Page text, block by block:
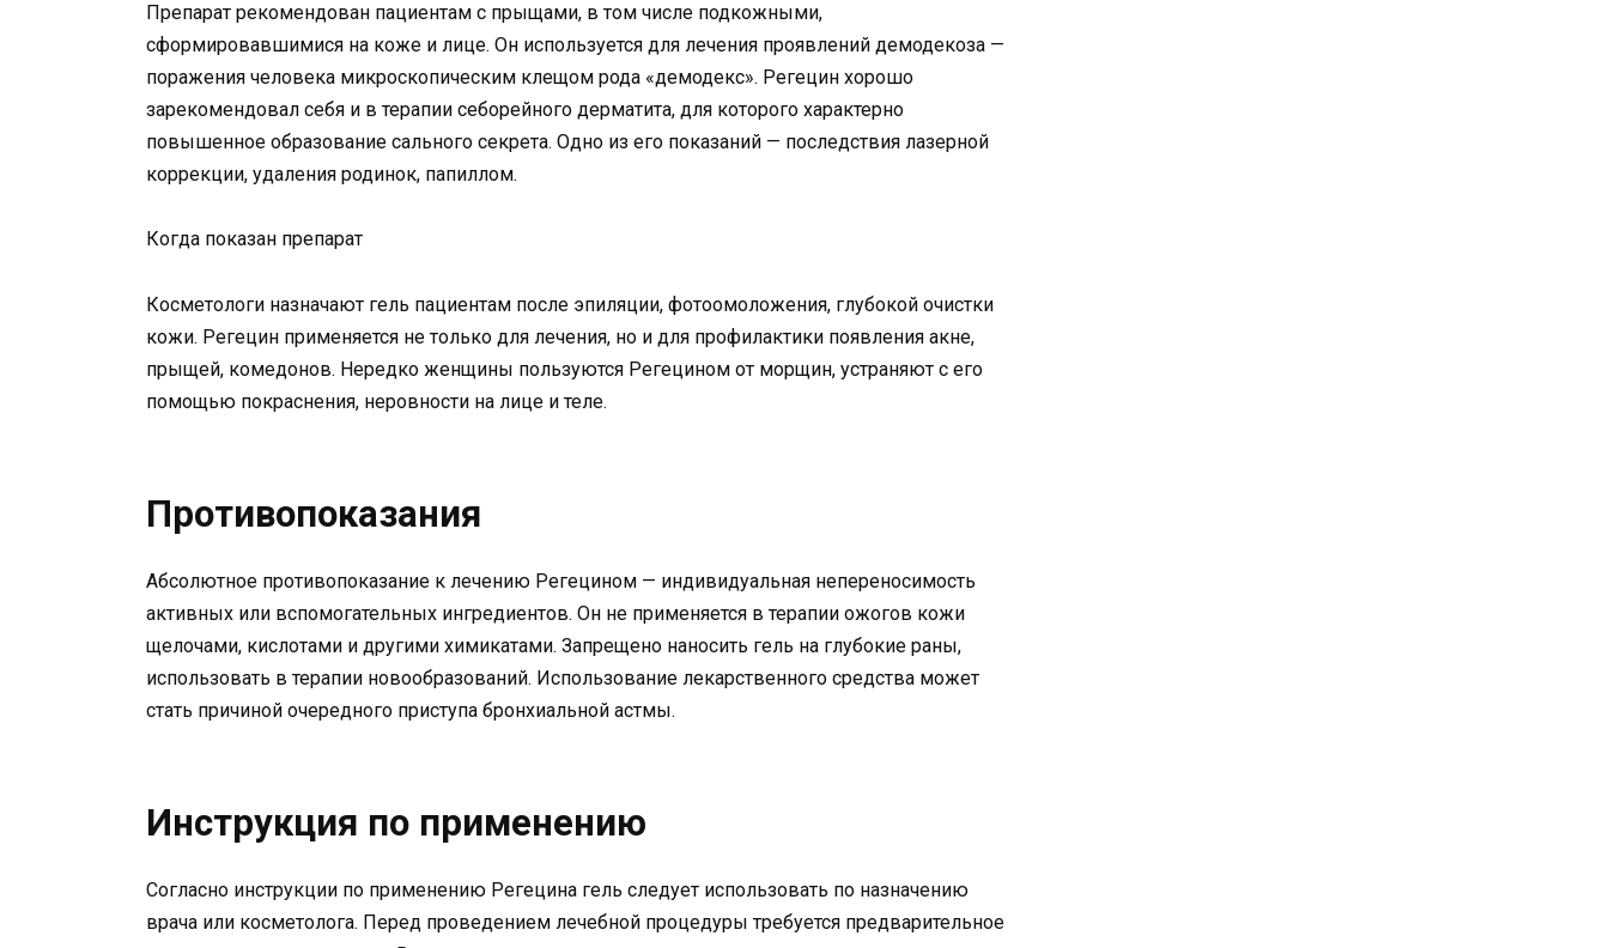
Препарат рекомендован пациентам с прыщами, в том числе подкожными,
сформировавшимися на коже и лице. Он используется для лечения проявлений демодекоза —
поражения человека микроскопическим клещом рода «демодекс». Регецин хорошо
зарекомендовал себя и в терапии себорейного дерматита, для которого характерно
повышенное образование сального секрета. Одно из его показаний — последствия лазерной
коррекции, удаления родинок, папиллом.
Когда показан препарат
Косметологи назначают гель пациентам после эпиляции, фотоомоложения, глубокой очистки
кожи. Регецин применяется не только для лечения, но и для профилактики появления акне,
прыщей, комедонов. Нередко женщины пользуются Регецином от морщин, устраняют с его
помощью покраснения, неровности на лице и теле.
Противопоказания
Абсолютное противопоказание к лечению Регецином — индивидуальная непереносимость
активных или вспомогательных ингредиентов. Он не применяется в терапии ожогов кожи
щелочами, кислотами и другими химикатами. Запрещено наносить гель на глубокие раны,
использовать в терапии новообразований. Использование лекарственного средства может
стать причиной очередного приступа бронхиальной астмы.
Инструкция по применению
Согласно инструкции по применению Регецина гель следует использовать по назначению
врача или косметолога. Перед проведением лечебной процедуры требуется предварительное